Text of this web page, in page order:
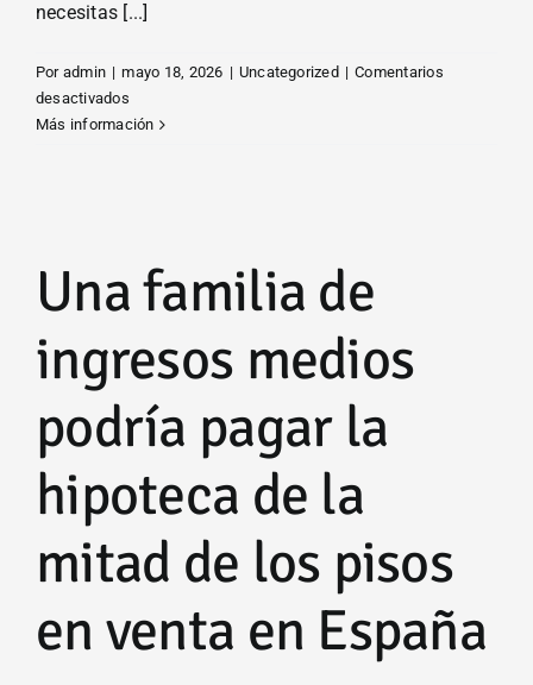
necesitas [...]
Por admin | mayo 18, 2026 | Uncategorized | Comentarios
desactivadosen
Comprar
que
alquilar…
necesitas
más
64.000€
entrada
Más información
Una familia de
ingresos medios
podría pagar la
hipoteca de la
mitad de los pisos
en venta en España